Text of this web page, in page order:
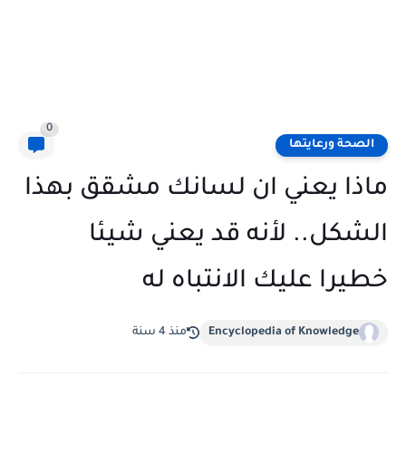
الصحة ورعايتها
0
ماذا يعني ان لسانك مشقق بهذا
الشكل.. لأنه قد يعني شيئا
خطيرا عليك الانتباه له
Encyclopedia of Knowledge منذ 4 سنة